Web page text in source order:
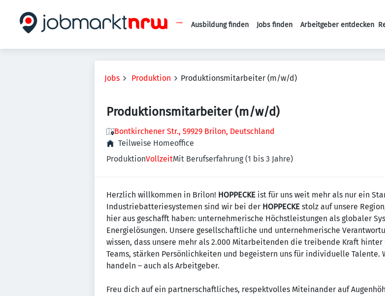
Haupt-Navigation
Ausbildung finden Jobs finden Arbeitgeber entdecken
Jobs Produktion Produktionsmitarbeiter (m/w/d)
Produktionsmitarbeiter (m/w/d)
Bontkirchener Str., 59929 Brilon, Deutschland
Teilweise Homeoffice
ProduktionVollzeitMit Berufserfahrung (1 bis 3 Jahre)
Herzlich willkommen in Brilon! HOPPECKE ist für uns weit mehr als nur ein
Industriebatteriesystemen sind wir bei der HOPPECKE stolz auf unsere
hier aus geschafft haben: unternehmerische Höchstleistungen als globaler
Energielösungen. Unsere gesellschaftliche und unternehmerische
wissen, dass unsere mehr als 2.000 Mitarbeitenden die treibende Kraft
Teams, stärken Persönlichkeiten und begeistern uns für individuelle
handeln – auch als Arbeitgeber.
Freu dich auf ein partnerschaftliches, respektvolles Miteinander auf